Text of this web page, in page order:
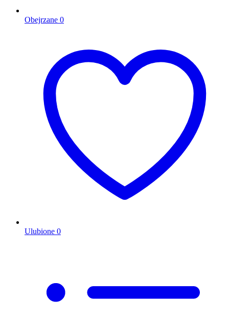
Obejrzane 0
Ulubione 0